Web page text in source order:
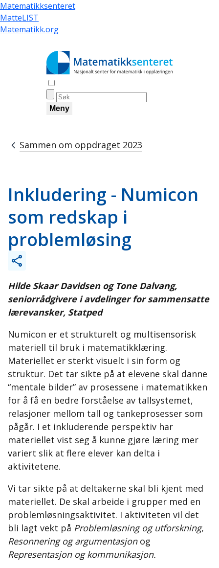
Hopp
til
hovedinnhold
Matematikksenteret
MatteLIST
Matematikk.org
Meny
Navigasjonssti
Sammen om oppdraget 2023
Inkludering - Numicon
som redskap i
problemløsing
Hilde Skaar Davidsen og Tone Dalvang,
seniorrådgivere i avdelinger for sammensatte
lærevansker, Statped
Numicon er et strukturelt og multisensorisk
materiell til bruk i matematikklæring.
Materiellet er sterkt visuelt i sin form og
struktur. Det tar sikte på at elevene skal danne
“mentale bilder” av prosessene i matematikken
for å få en bedre forståelse av tallsystemet,
relasjoner mellom tall og tankeprosesser som
pågår. I et inkluderende perspektiv har
materiellet vist seg å kunne gjøre læring mer
variert slik at flere elever kan delta i
aktivitetene.
Vi tar sikte på at deltakerne skal bli kjent med
materiellet. De skal arbeide i grupper med en
problemløsningsaktivitet. I aktiviteten vil det
bli lagt vekt på Problemløsning og utforskning,
Resonnering og argumentasjonog
Representasjon og kommunikasjon.